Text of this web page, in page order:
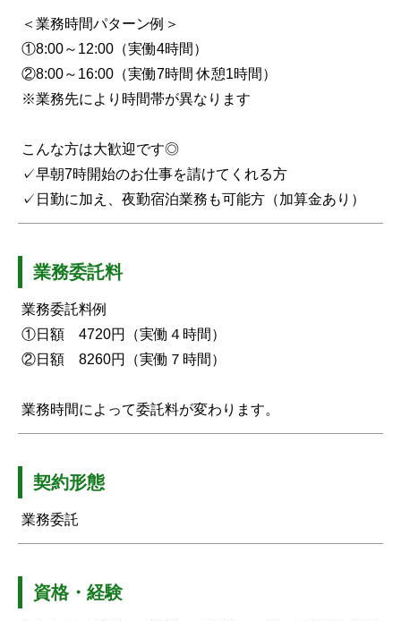
＜業務時間パターン例＞
①8:00～12:00（実働4時間）
②8:00～16:00（実働7時間 休憩1時間）
※業務先により時間帯が異なります
こんな方は大歓迎です◎
✓早朝7時開始のお仕事を請けてくれる方
✓日勤に加え、夜勤宿泊業務も可能方（加算金あり）
業務委託料
業務委託料例
①日額 4720円（実働４時間）
②日額 8260円（実働７時間）
業務時間によって委託料が変わります。
契約形態
業務委託
資格・経験